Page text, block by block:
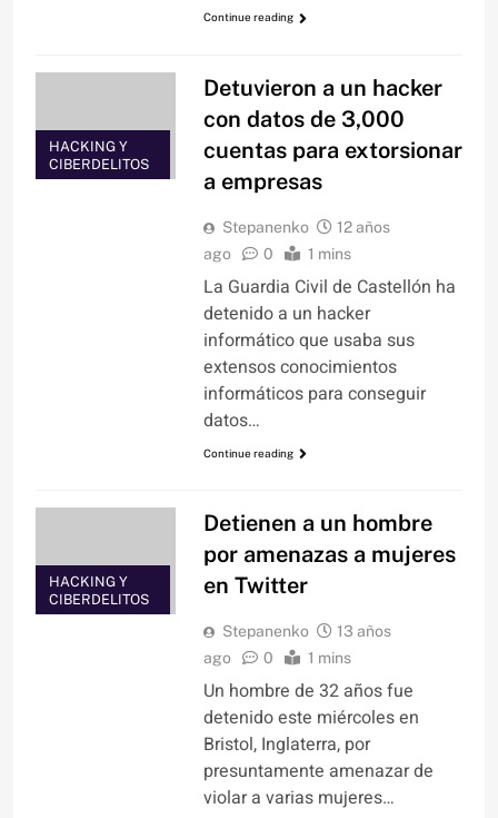
Continue reading
HACKING Y
CIBERDELITOS
Detuvieron a un hacker
con datos de 3,000
cuentas para extorsionar
a empresas
Stepanenko
12 años
ago
0 1 mins
La Guardia Civil de Castellón ha
detenido a un hacker
informático que usaba sus
extensos conocimientos
informáticos para conseguir
datos…
Continue reading
HACKING Y
CIBERDELITOS
Detienen a un hombre
por amenazas a mujeres
en Twitter
Stepanenko
13 años
ago
0 1 mins
Un hombre de 32 años fue
detenido este miércoles en
Bristol, Inglaterra, por
presuntamente amenazar de
violar a varias mujeres…